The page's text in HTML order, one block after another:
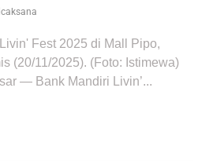
Fest 2025 di Mall Pipo,
(20/11/2025). (Foto: Istimewa)
— Bank Mandiri Livin’...